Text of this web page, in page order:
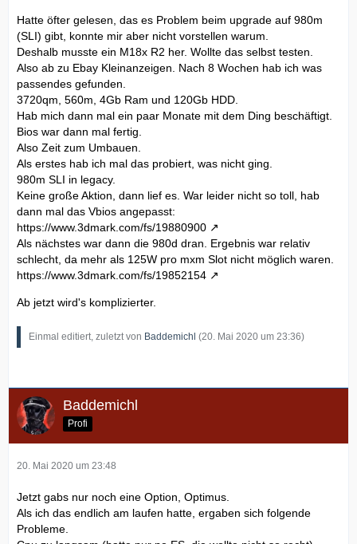
Hatte öfter gelesen, das es Problem beim upgrade auf 980m
(SLI) gibt, konnte mir aber nicht vorstellen warum.
Deshalb musste ein M18x R2 her. Wollte das selbst testen.
Also ab zu Ebay Kleinanzeigen. Nach 8 Wochen hab ich was
passendes gefunden.
3720qm, 560m, 4Gb Ram und 120Gb HDD.
Hab mich dann mal ein paar Monate mit dem Ding beschäftigt.
Bios war dann mal fertig.
Also Zeit zum Umbauen.
Als erstes hab ich mal das probiert, was nicht ging.
980m SLI in legacy.
Keine große Aktion, dann lief es. War leider nicht so toll, hab
dann mal das Vbios angepasst:
https://www.3dmark.com/fs/19880900
Als nächstes war dann die 980d dran. Ergebnis war relativ
schlecht, da mehr als 125W pro mxm Slot nicht möglich waren.
https://www.3dmark.com/fs/19852154
Ab jetzt wird's komplizierter.
Einmal editiert, zuletzt von Baddemichl (20. Mai 2020 um 23:36)
Baddemichl
Profi
20. Mai 2020 um 23:48
Jetzt gabs nur noch eine Option, Optimus.
Als ich das endlich am laufen hatte, ergaben sich folgende
Probleme.